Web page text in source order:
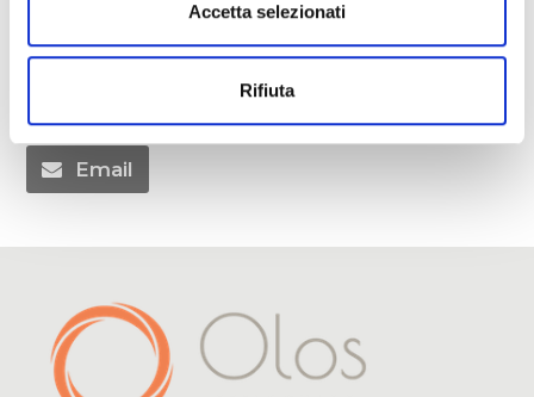
Accetta selezionati
Rifiuta
Condividi
Email